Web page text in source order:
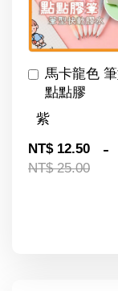
馬卡龍色
點點膠
NT$ 12.50
NT$ 25.00
-